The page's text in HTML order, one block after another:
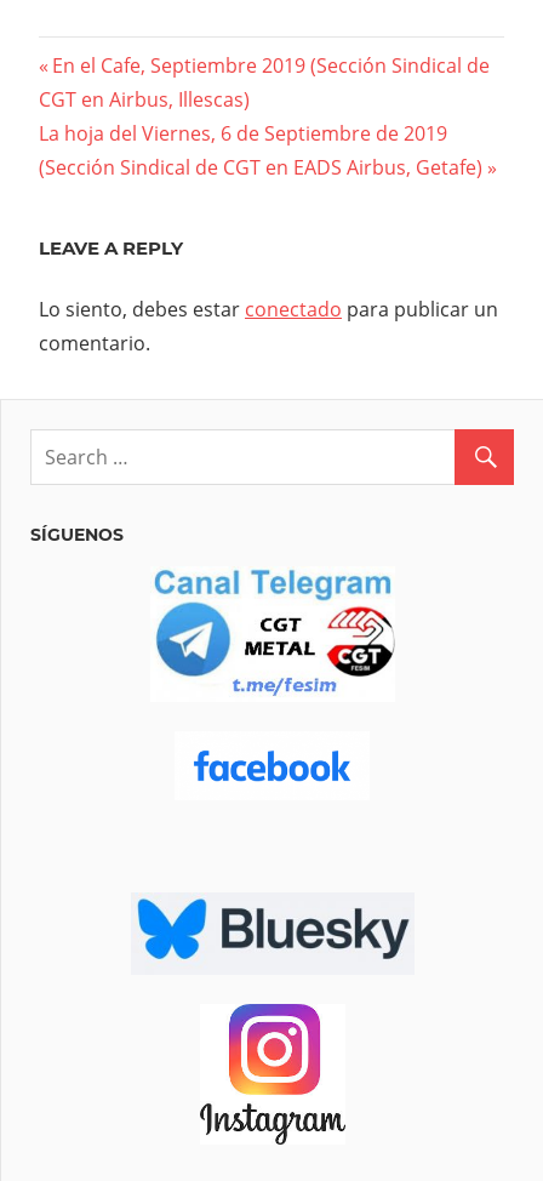
Navegación
de
entradas
Previous
Post:
En el Cafe, Septiembre 2019 (Sección Sindical de
CGT en Airbus, Illescas)
Next
Post:
La hoja del Viernes, 6 de Septiembre de 2019
(Sección Sindical de CGT en EADS Airbus, Getafe)
LEAVE A REPLY
Lo siento, debes estar conectado para publicar un
comentario.
SÍGUENOS